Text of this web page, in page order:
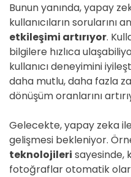
Bunun yanında, yapay
kullanıcıların sorularını
etkileşimi artırıyor.
bilgilere hızlıca
kullanıcı deneyimini
daha mutlu, daha fazla
dönüşüm oranlarını
Gelecekte, yapay zeka
gelişmesi bekleniyor.
teknolojileri sayesinde,
fotoğraflar otomatik